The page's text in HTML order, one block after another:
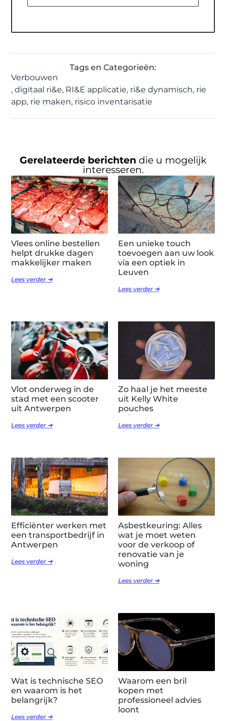
Tags en Categorieën:
Verbouwen
,digitaal ri&e, RI&E applicatie, ri&e dynamisch, rie
app, rie maken, risico inventarisatie
Gerelateerde berichten die u mogelijk
interesseren.
Vlees online bestellen
helpt drukke dagen
makkelijker maken
Lees verder ➜
Een unieke touch
toevoegen aan uw look
via een optiek in
Leuven
Lees verder ➜
Vlot onderweg in de
stad met een scooter
uit Antwerpen
Lees verder ➜
Zo haal je het meeste
uit Kelly White
pouches
Lees verder ➜
Efficiënter werken met
een transportbedrijf in
Antwerpen
Lees verder ➜
Asbestkeuring: Alles
wat je moet weten
voor de verkoop of
renovatie van je
woning
Lees verder ➜
Wat is technische SEO
en waarom is het
belangrijk?
Lees verder ➜
Waarom een bril
kopen met
professioneel advies
loont